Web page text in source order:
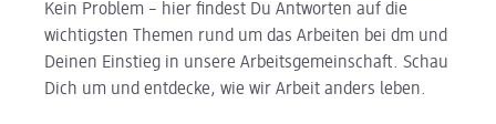
Kein Problem – hier findest Du Antworten auf die
wichtigsten Themen rund um das Arbeiten bei dm und
Deinen Einstieg in unsere Arbeitsgemeinschaft. Schau
Dich um und entdecke, wie wir Arbeit anders leben.